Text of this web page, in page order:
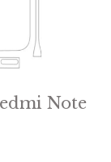
Note